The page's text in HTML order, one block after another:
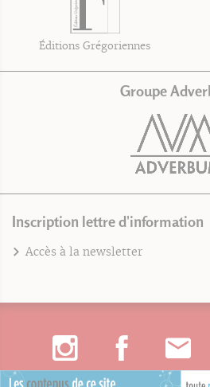
Éditions Grégoriennes
Groupe
Inscription lettre d'information
Accès à la newsletter